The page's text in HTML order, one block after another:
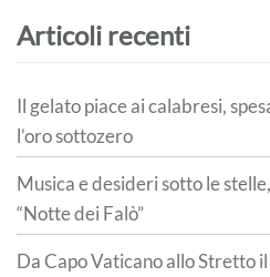
Articoli recenti
Il gelato piace ai calabresi,
l’oro sottozero
Musica e desideri sotto le
“Notte dei Falò”
Da Capo Vaticano allo Stretto